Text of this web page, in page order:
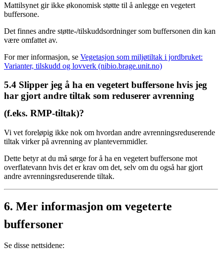
Mattilsynet gir ikke økonomisk støtte til å anlegge en vegetert
buffersone.
Det finnes andre støtte-/tilskuddsordninger som buffersonen din kan
være omfattet av.
For mer informasjon, se Vegetasjon som miljøtiltak i jordbruket:
Varianter, tilskudd og lovverk (nibio.brage.unit.no)
5.4 Slipper jeg å ha en vegetert buffersone hvis jeg
har gjort andre tiltak som reduserer avrenning
(f.eks. RMP-tiltak)?
Vi vet foreløpig ikke nok om hvordan andre avrenningsreduserende
tiltak virker på avrenning av plantevernmidler.
Dette betyr at du må sørge for å ha en vegetert buffersone mot
overflatevann hvis det er krav om det, selv om du også har gjort
andre avrenningsreduserende tiltak.
6. Mer informasjon om vegeterte
buffersoner
Se disse nettsidene: